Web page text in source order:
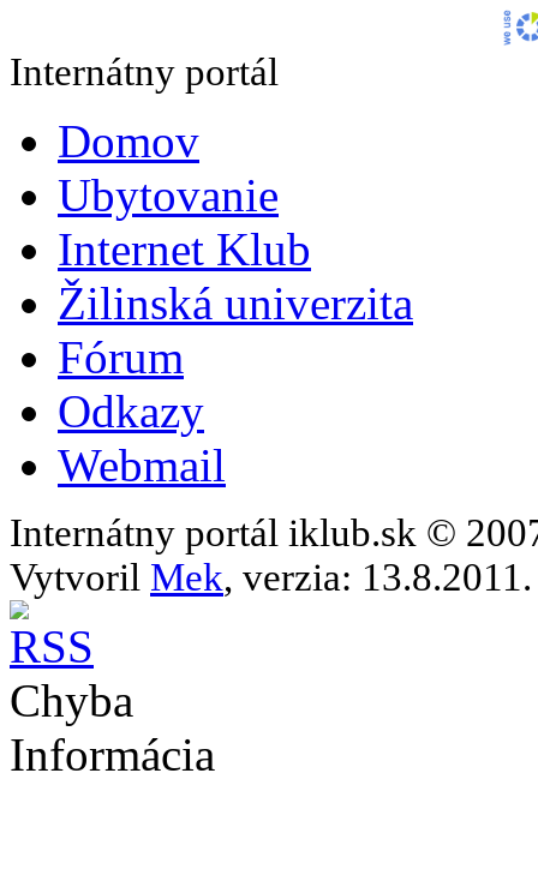
Internátny portál
Domov
Ubytovanie
Internet Klub
Žilinská univerzita
Fórum
Odkazy
Webmail
Internátny portál iklub.sk ©
Vytvoril Mek, verzia: 13.8.2011.
Chyba
Informácia